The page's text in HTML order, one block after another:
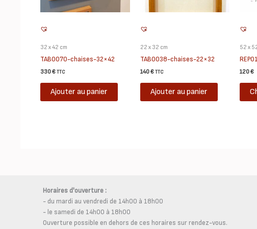
32 x 42 cm
TAB0070-chaises-32×42
330€ TTC
Ajouter au panier
22 x 32 cm
TAB0038-chaises-22×32
140€ TTC
Ajouter au panier
52 x
120€
Horaires d'ouverture :
- du mardi au vendredi de 14h00 à 18h00
- le samedi de 14h00 à 18h00
Ouverture possible en dehors de ces horaires sur rendez-vous.